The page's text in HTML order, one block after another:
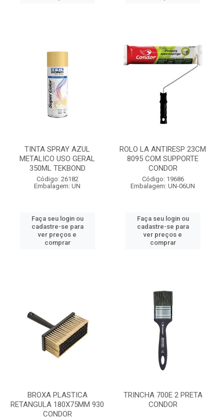
TINTA SPRAY AZUL
METALICO USO GERAL
350ML TEKBOND
Código: 26182
Embalagem: UN
Faça seu login ou
cadastre-se para
ver preços e
comprar
ROLO LA ANTIRESP 23CM
8095 COM SUPPORTE
CONDOR
Código: 19686
Embalagem: UN-06UN
Faça seu login ou
cadastre-se para
ver preços e
comprar
BROXA PLASTICA
RETANGULA 180X75MM 930
CONDOR
TRINCHA 700E 2 PRETA
CONDOR